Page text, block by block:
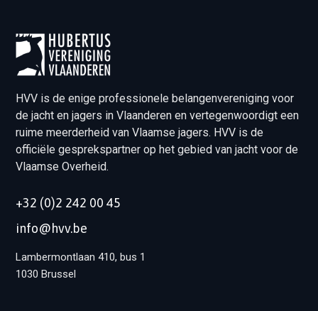
HVV is de enige professionele belangenvereniging voor
de jacht en jagers in Vlaanderen en vertegenwoordigt een
ruime meerderheid van Vlaamse jagers. HVV is de
officiële gesprekspartner op het gebied van jacht voor de
Vlaamse Overheid.
+32 (0)2 242 00 45
info@hvv.be
Lambermontlaan 410, bus 1
1030 Brussel